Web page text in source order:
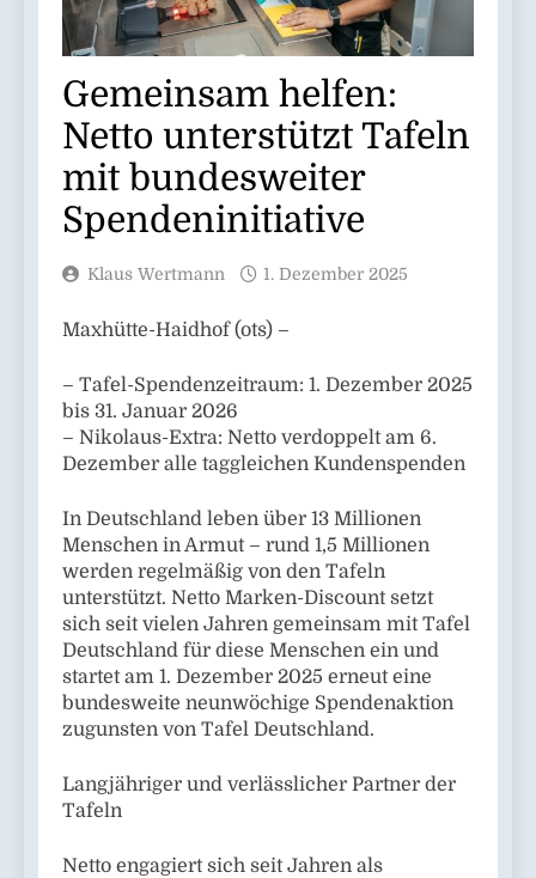
Gemeinsam helfen:
Netto unterstützt Tafeln
mit bundesweiter
Spendeninitiative
Klaus Wertmann 1. Dezember 2025
Maxhütte-Haidhof (ots) –
– Tafel-Spendenzeitraum: 1. Dezember 2025
bis 31. Januar 2026
– Nikolaus-Extra: Netto verdoppelt am 6.
Dezember alle taggleichen Kundenspenden
In Deutschland leben über 13 Millionen
Menschen in Armut – rund 1,5 Millionen
werden regelmäßig von den Tafeln
unterstützt. Netto Marken-Discount setzt
sich seit vielen Jahren gemeinsam mit Tafel
Deutschland für diese Menschen ein und
startet am 1. Dezember 2025 erneut eine
bundesweite neunwöchige Spendenaktion
zugunsten von Tafel Deutschland.
Langjähriger und verlässlicher Partner der
Tafeln
Netto engagiert sich seit Jahren als